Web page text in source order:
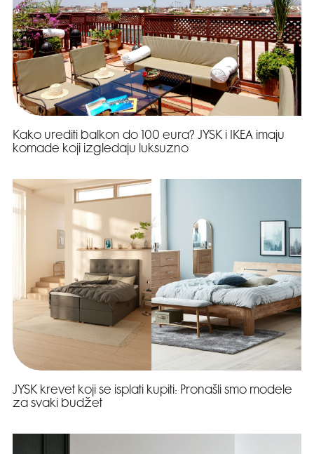
Kako urediti balkon do 100 eura? JYSK i IKEA imaju
komade koji izgledaju luksuzno
JYSK krevet koji se isplati kupiti: Pronašli smo modele
za svaki budžet